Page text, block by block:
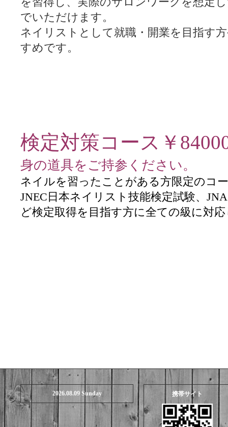
でいただけます。
ネイリストとして就職・開業を目指す
すめです。
検定対策コース￥
身の道具をご持参ください。
ネイルを習ったことがある方限定のコ
JNEC日本ネイリスト技能検定試験、
ど検定取得を目指す方に全ての級に対
2026.08.09 Sunday 携帯サイト